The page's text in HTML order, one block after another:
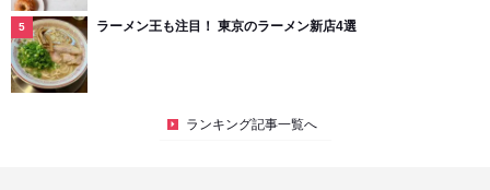
ラーメン王も注目！ 東京のラーメン新店4選
ランキング記事一覧へ